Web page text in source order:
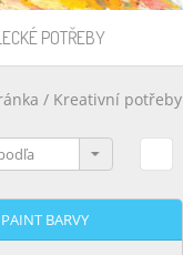
POTŘEBY
/ Kreativní potřeby
BARVY